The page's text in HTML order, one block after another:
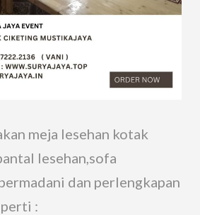
meja lesehan kotak
lesehan,sofa
dan perlengkapan
: